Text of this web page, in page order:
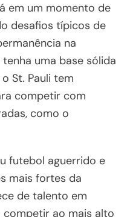
em um momento de
desafios típicos de
na
uma base sólida
St. Pauli tem
competir com
como o
futebol aguerrido e
mais fortes da
de talento em
competir ao mais alto